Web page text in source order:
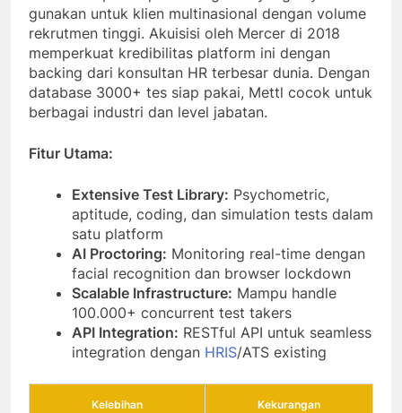
gunakan untuk klien multinasional dengan volume
rekrutmen tinggi. Akuisisi oleh Mercer di 2018
memperkuat kredibilitas platform ini dengan
backing dari konsultan HR terbesar dunia. Dengan
database 3000+ tes siap pakai, Mettl cocok untuk
berbagai industri dan level jabatan.
Fitur Utama:
Extensive Test Library: Psychometric,
aptitude, coding, dan simulation tests dalam
satu platform
AI Proctoring: Monitoring real-time dengan
facial recognition dan browser lockdown
Scalable Infrastructure: Mampu handle
100.000+ concurrent test takers
API Integration: RESTful API untuk seamless
integration dengan HRIS/ATS existing
Kelebihan Kekurangan